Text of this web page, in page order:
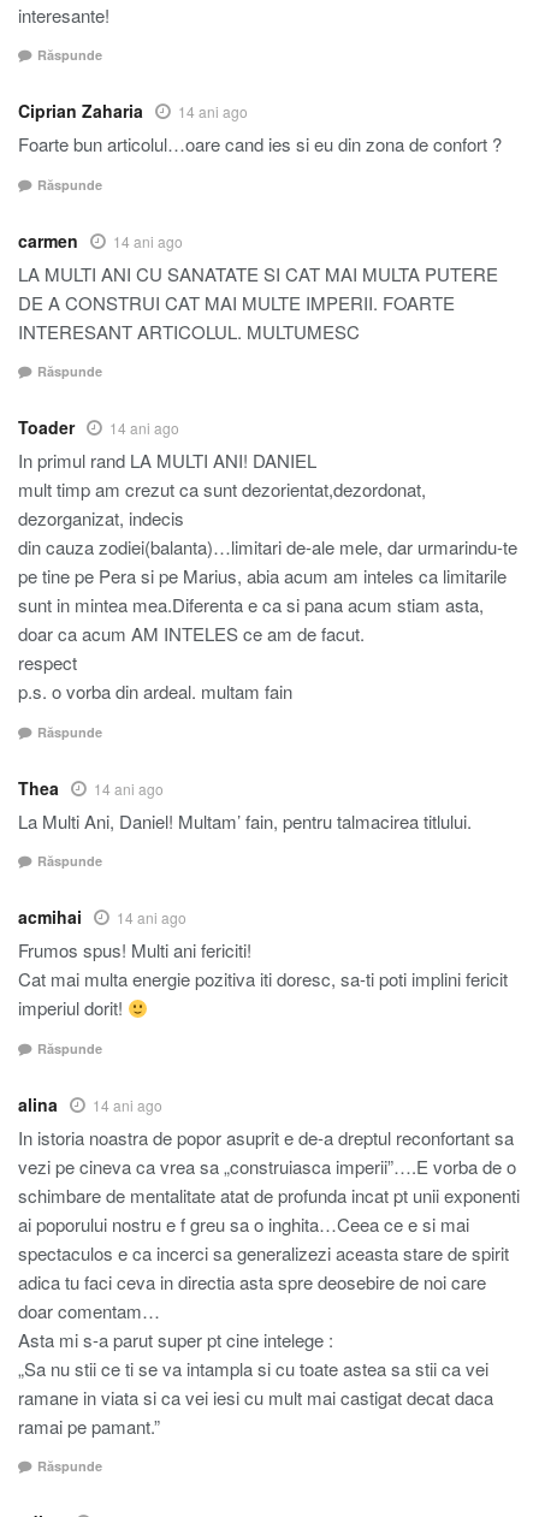
interesante!
Răspunde
Ciprian Zaharia 14 ani ago
Foarte bun articolul…oare cand ies si eu din zona de confort ?
Răspunde
carmen 14 ani ago
LA MULTI ANI CU SANATATE SI CAT MAI MULTA PUTERE
DE A CONSTRUI CAT MAI MULTE IMPERII. FOARTE
INTERESANT ARTICOLUL. MULTUMESC
Răspunde
Toader 14 ani ago
In primul rand LA MULTI ANI! DANIEL
mult timp am crezut ca sunt dezorientat,dezordonat,
dezorganizat, indecis
din cauza zodiei(balanta)…limitari de-ale mele, dar urmarindu-te
pe tine pe Pera si pe Marius, abia acum am inteles ca limitarile
sunt in mintea mea.Diferenta e ca si pana acum stiam asta,
doar ca acum AM INTELES ce am de facut.
respect
p.s. o vorba din ardeal. multam fain
Răspunde
Thea 14 ani ago
La Multi Ani, Daniel! Multam’ fain, pentru talmacirea titlului.
Răspunde
acmihai 14 ani ago
Frumos spus! Multi ani fericiti!
Cat mai multa energie pozitiva iti doresc, sa-ti poti implini fericit
imperiul dorit!
Răspunde
alina 14 ani ago
In istoria noastra de popor asuprit e de-a dreptul reconfortant sa
vezi pe cineva ca vrea sa „construiasca imperii”….E vorba de o
schimbare de mentalitate atat de profunda incat pt unii exponenti
ai poporului nostru e f greu sa o inghita…Ceea ce e si mai
spectaculos e ca incerci sa generalizezi aceasta stare de spirit
adica tu faci ceva in directia asta spre deosebire de noi care
doar comentam…
Asta mi s-a parut super pt cine intelege :
„Sa nu stii ce ti se va intampla si cu toate astea sa stii ca vei
ramane in viata si ca vei iesi cu mult mai castigat decat daca
ramai pe pamant.”
Răspunde